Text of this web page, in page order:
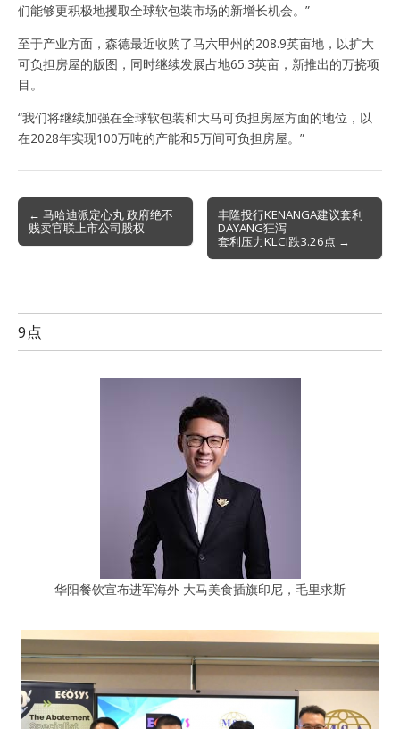
们能够更积极地攫取全球软包装市场的新增长机会。”
至于产业方面，森德最近收购了马六甲州的208.9英亩地，以扩大
可负担房屋的版图，同时继续发展占地65.3英亩，新推出的万挠项
目。
“我们将继续加强在全球软包装和大马可负担房屋方面的地位，以
在2028年实现100万吨的产能和5万间可负担房屋。”
Post
navigation
← 马哈迪派定心丸 政府绝不
贱卖官联上市公司股权
丰隆投行KENANGA建议套利
DAYANG狂泻
套利压力KLCI跌3.26点 →
9点
华阳餐饮宣布进军海外 大马美食插旗印尼，毛里求斯